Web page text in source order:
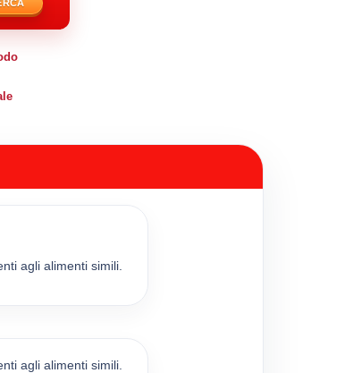
agli alimenti simili.
agli alimenti simili.